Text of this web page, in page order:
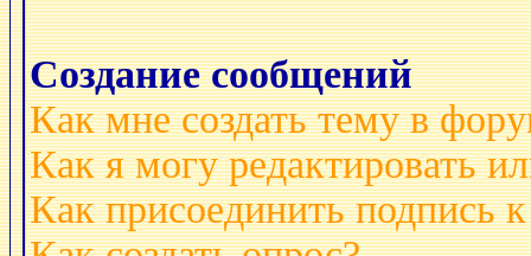
Создание сообщений
Как мне создать тему в
Как я могу редактировать
Как присоединить подпись